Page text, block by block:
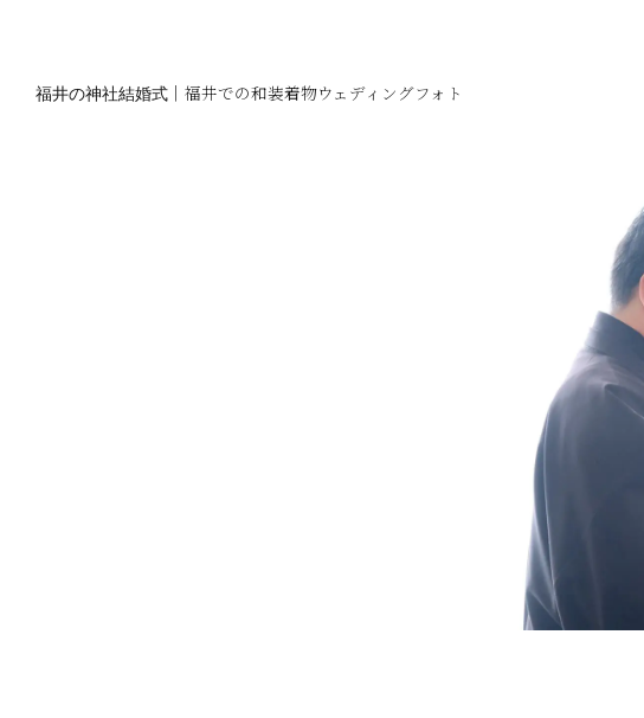
福井の神社結婚式 ｜福井での和装着物ウェディングフォト